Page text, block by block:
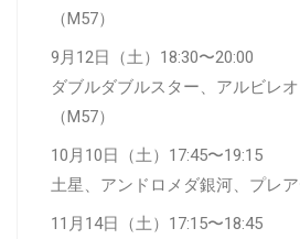
（M57）
9月12日（土）18:30〜20:00
ダブルダブルスター、アルビレ
（M57）
10月10日（土）17:45〜19:15
土星、アンドロメダ銀河、プレ
11月14日（土）17:15〜18:45